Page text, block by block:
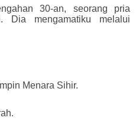
30-an, seorang pria
Dia mengamatiku melalui
Menara Sihir.